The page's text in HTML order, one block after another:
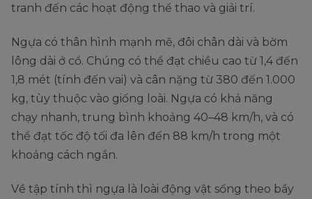
tranh đến các hoạt động thể thao và giải trí.
Ngựa có thân hình mạnh mẽ, đôi chân dài và bờm
lông dài ở cổ. Chúng có thể đạt chiều cao từ 1,4 đến
1,8 mét (tính đến vai) và cân nặng từ 380 đến 1.000
kg, tùy thuộc vào giống loài. Ngựa có khả năng
chạy nhanh, trung bình khoảng 40–48 km/h, và có
thể đạt tốc độ tối đa lên đến 88 km/h trong một
khoảng cách ngắn.
Về tập tính thì ngựa là loài động vật sống theo bầy